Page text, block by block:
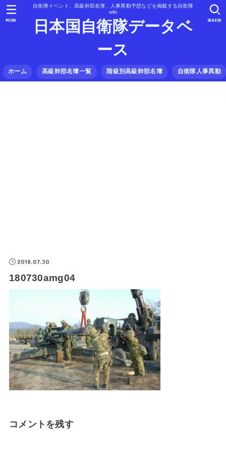
自衛隊イベント、高級幹部名簿、人事異動予想などを掲載する自衛隊
wiki
日本国自衛隊データベ
ース
ホーム 高級幹部名簿一覧 階級別高級幹部名簿 自衛隊人事異動
SEARCH
MENU
2018.07.30
180730amg04
コメントを残す